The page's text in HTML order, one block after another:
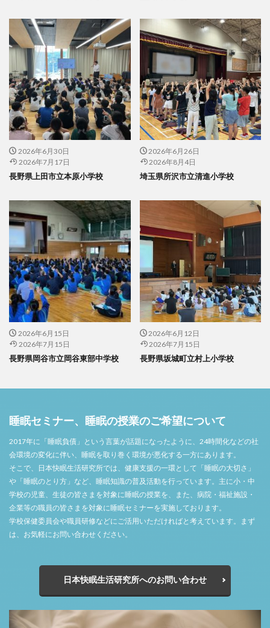
2026年6月30日
2026年7月17日
長野県上田市立本原小学校
2026年6月26日
2026年8月4日
埼玉県所沢市立清進小学校
2026年6月15日
2026年7月15日
長野県岡谷市立岡谷東部中学校
2026年6月12日
2026年7月15日
長野県坂城町立村上小学校
睡眠セミナー、睡眠の授業のご希望について
2017年に「睡眠負債」という言葉が話題になったように、24時間化などの社
会環境の変化に伴い、睡眠を取り巻く環境が悪化する一方にあります。
そこで、日本快眠生活研究所では、健康支援の一環として「睡眠の大切さ」
や「睡眠のとり方」など、睡眠知識の普及活動を行っています。主に小・中
学校の児童、生徒の皆さまを対象に睡眠の授業を、また、病院・福祉施設・
企業等の職員の皆さまを対象に睡眠セミナーを実施しております。
学校保健委員会や職員研修などにご活用いただければと考えています。まず
は、お気軽にお問い合わせください。
日本快眠生活研究所へのお問い合わせ